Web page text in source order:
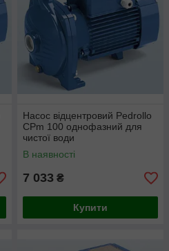
Насос відцентровий Pedrollo
CPm 100 однофазний для
чистої води
В наявності
7 033 ₴
Купити